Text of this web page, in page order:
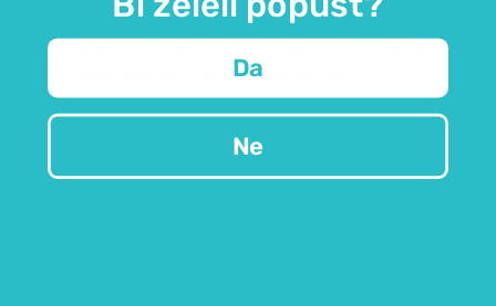
Z dodanim vitaminom C, ki ima vlogo pri
delovanju imunskega sistema.
Poleg črnega oreha pa kapsule vsebujejo še
, ki je en izmed najpomembnejših vitaminov, saj
Da
Ne